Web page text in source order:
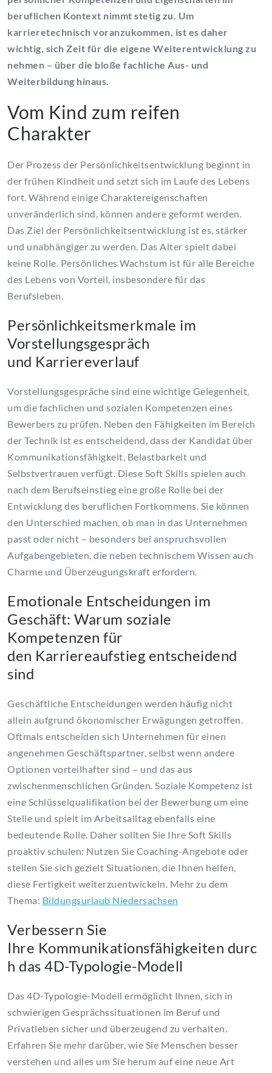
beruflichen Kontext nimmt stetig zu. Um
karrieretechnisch voranzukommen, ist es daher
wichtig, sich Zeit für die eigene Weiterentwicklung zu
nehmen – über die bloße fachliche Aus- und
Weiterbildung hinaus.
Vom Kind zum reifen
Charakter
Der Prozess der Persönlichkeitsentwicklung beginnt in
der frühen Kindheit und setzt sich im Laufe des Lebens
fort. Während einige Charaktereigenschaften
unveränderlich sind, können andere geformt werden.
Das Ziel der Persönlichkeitsentwicklung ist es, stärker
und unabhängiger zu werden. Das Alter spielt dabei
keine Rolle. Persönliches Wachstum ist für alle Bereiche
des Lebens von Vorteil, insbesondere für das
Berufsleben.
Persönlichkeitsmerkmale im
Vorstellungsgespräch
und Karriereverlauf
Vorstellungsgespräche sind eine wichtige Gelegenheit,
um die fachlichen und sozialen Kompetenzen eines
Bewerbers zu prüfen. Neben den Fähigkeiten im Bereich
der Technik ist es entscheidend, dass der Kandidat über
Kommunikationsfähigkeit, Belastbarkeit und
Selbstvertrauen verfügt. Diese Soft Skills spielen auch
nach dem Berufseinstieg eine große Rolle bei der
Entwicklung des beruflichen Fortkommens. Sie können
den Unterschied machen, ob man in das Unternehmen
passt oder nicht – besonders bei anspruchsvollen
Aufgabengebieten, die neben technischem Wissen auch
Charme und Überzeugungskraft erfordern.
Emotionale Entscheidungen im
Geschäft: Warum soziale
Kompetenzen für
den Karriereaufstieg entscheidend
sind
Geschäftliche Entscheidungen werden häufig nicht
allein aufgrund ökonomischer Erwägungen getroffen.
Oftmals entscheiden sich Unternehmen für einen
angenehmen Geschäftspartner, selbst wenn andere
Optionen vorteilhafter sind – und das aus
zwischenmenschlichen Gründen. Soziale Kompetenz ist
eine Schlüsselqualifikation bei der Bewerbung um eine
Stelle und spielt im Arbeitsalltag ebenfalls eine
bedeutende Rolle. Daher sollten Sie Ihre Soft Skills
proaktiv schulen: Nutzen Sie Coaching-Angebote oder
stellen Sie sich gezielt Situationen, die Ihnen helfen,
diese Fertigkeit weiterzuentwickeln. Mehr zu dem
Thema: Bildungsurlaub Niedersachsen
Verbessern Sie
Ihre Kommunikationsfähigkeiten durc
h das 4D-Typologie-Modell
Das 4D-Typologie-Modell ermöglicht Ihnen, sich in
schwierigen Gesprächssituationen im Beruf und
Privatleben sicher und überzeugend zu verhalten.
Erfahren Sie mehr darüber, wie Sie Menschen besser
verstehen und alles um Sie herum auf eine neue Art